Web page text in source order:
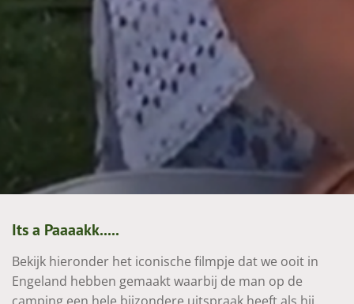
Its a Paaaakk.....
Bekijk hieronder het iconische filmpje dat we ooit in
Engeland hebben gemaakt waarbij de man op de